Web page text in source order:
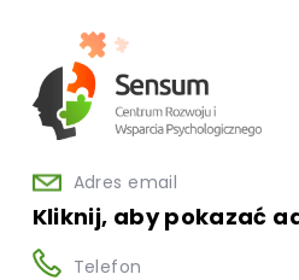
Adres email
Kliknij, aby pokazać
Telefon